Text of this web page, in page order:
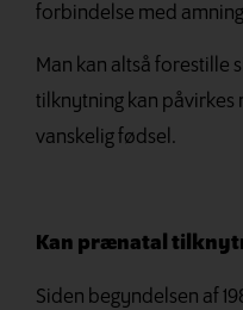
forbindelse med
Man kan altså forestille
tilknytning kan påvirkes
vanskelig fødsel.
Kan prænatal
Siden begyndelsen af